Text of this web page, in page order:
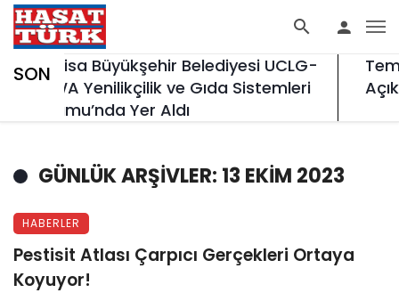
SON
Manisa Büyükşehir Belediyesi UCLG-
MEWA Yenilikçilik ve Gıda Sistemleri
Forumu’nda Yer Aldı
GÜNLÜK ARŞIVLER: 13 EKIM 2023
HABERLER
Pestisit Atlası Çarpıcı Gerçekleri Ortaya
Koyuyor!